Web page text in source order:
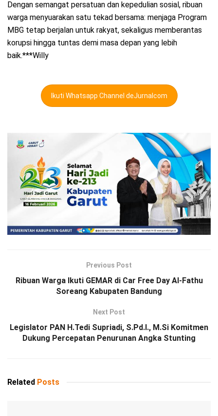
Dengan semangat persatuan dan kepedulian sosial, ribuan
warga menyuarakan satu tekad bersama: menjaga Program
MBG tetap berjalan untuk rakyat, sekaligus memberantas
korupsi hingga tuntas demi masa depan yang lebih
baik.***Willy
Ikuti Whatsapp Channel deJurnalcom
Previous Post
Ribuan Warga Ikuti GEMAR di Car Free Day Al-Fathu
Soreang Kabupaten Bandung
Next Post
Legislator PAN H.Tedi Supriadi, S.Pd.I., M.Si Komitmen
Dukung Percepatan Penurunan Angka Stunting
Related Posts